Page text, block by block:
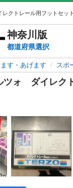
神奈川 版
都道府県選択
す・あげます スポ
ツォ ダイレク